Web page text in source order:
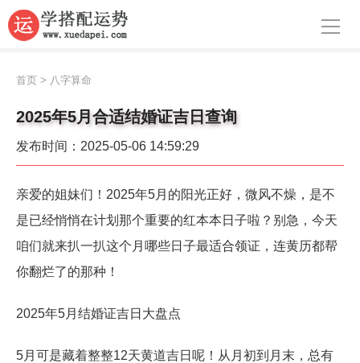
导航
生肖运势
风水
名字
星座
首页 > 八字算命
2025年5月合适结婚证吉日查询
发布时间：2025-05-06 14:59:29
亲爱的姐妹们！2025年5月的阳光正好，微风不燥，是不
是已经悄悄在计划那个重要的红本本日子啦？别急，今天
咱们就来扒一扒这个月哪些日子最适合领证，连黄历都帮
你翻烂了的那种！
2025年5月结婚证吉日大盘点
5月可是藏着整整12天黄道吉日呢！从月初到月末，总有